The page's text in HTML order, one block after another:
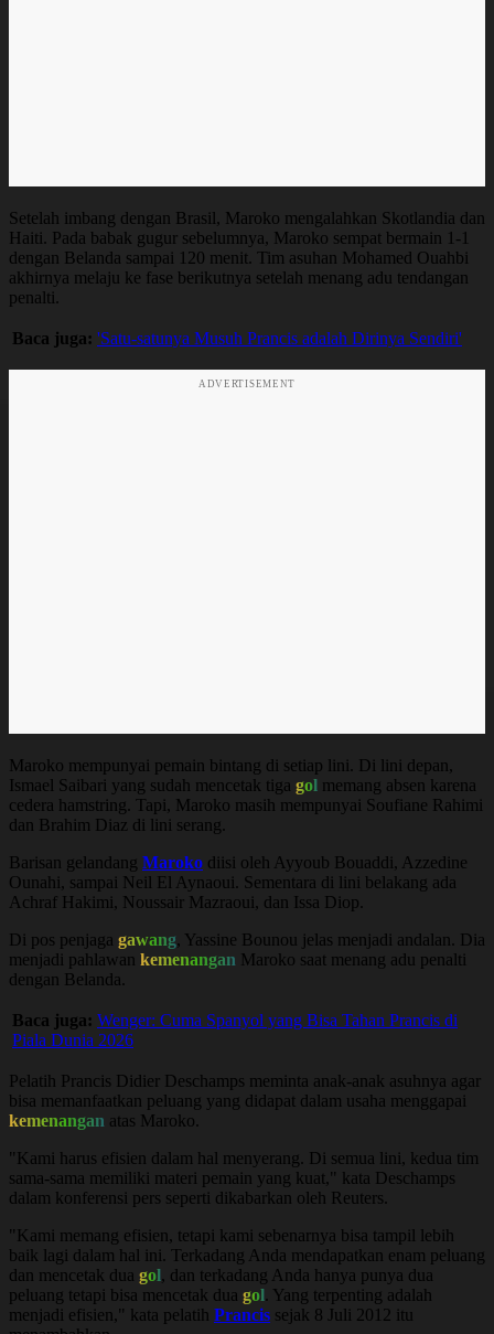
Setelah imbang dengan Brasil, Maroko mengalahkan Skotlandia dan
Haiti. Pada babak gugur sebelumnya, Maroko sempat bermain 1-1
dengan Belanda sampai 120 menit. Tim asuhan Mohamed Ouahbi
akhirnya melaju ke fase berikutnya setelah menang adu tendangan
penalti.
Baca juga: 'Satu-satunya Musuh Prancis adalah Dirinya Sendiri'
ADVERTISEMENT
Maroko mempunyai pemain bintang di setiap lini. Di lini depan,
Ismael Saibari yang sudah mencetak tiga gol memang absen karena
cedera hamstring. Tapi, Maroko masih mempunyai Soufiane Rahimi
dan Brahim Diaz di lini serang.
Barisan gelandang Maroko diisi oleh Ayyoub Bouaddi, Azzedine
Ounahi, sampai Neil El Aynaoui. Sementara di lini belakang ada
Achraf Hakimi, Noussair Mazraoui, dan Issa Diop.
Di pos penjaga gawang, Yassine Bounou jelas menjadi andalan. Dia
menjadi pahlawan kemenangan Maroko saat menang adu penalti
dengan Belanda.
Baca juga: Wenger: Cuma Spanyol yang Bisa Tahan Prancis di
Piala Dunia 2026
Pelatih Prancis Didier Deschamps meminta anak-anak asuhnya agar
bisa memanfaatkan peluang yang didapat dalam usaha menggapai
kemenangan atas Maroko.
"Kami harus efisien dalam hal menyerang. Di semua lini, kedua tim
sama-sama memiliki materi pemain yang kuat," kata Deschamps
dalam konferensi pers seperti dikabarkan oleh Reuters.
"Kami memang efisien, tetapi kami sebenarnya bisa tampil lebih
baik lagi dalam hal ini. Terkadang Anda mendapatkan enam peluang
dan mencetak dua gol, dan terkadang Anda hanya punya dua
peluang tetapi bisa mencetak dua gol . Yang terpenting adalah
menjadi efisien," kata pelatih Prancis sejak 8 Juli 2012 itu